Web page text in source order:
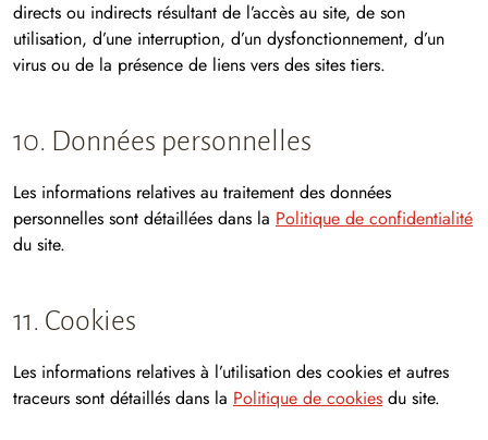
directs ou indirects résultant de l’accès au site, de son
utilisation, d’une interruption, d’un dysfonctionnement, d’un
virus ou de la présence de liens vers des sites tiers.
10. Données personnelles
Les informations relatives au traitement des données
personnelles sont détaillées dans la Politique de confidentialité
du site.
11. Cookies
Les informations relatives à l’utilisation des cookies et autres
traceurs sont détaillés dans la Politique de cookies du site.